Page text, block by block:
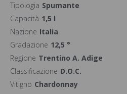
Tipologia Spumante
Capacità 1,5 l
Nazione Italia
Gradazione 12,5 °
Regione Trentino A. Adige
Classificazione D.O.C.
Vitigno Chardonnay